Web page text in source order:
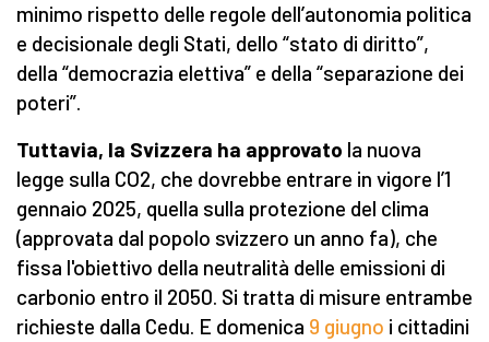
minimo rispetto delle regole dell’autonomia politica
e decisionale degli Stati, dello “stato di diritto”,
della “democrazia elettiva” e della “separazione dei
poteri”.
Tuttavia, la Svizzera ha approvato la nuova
legge sulla CO2, che dovrebbe entrare in vigore l’1
gennaio 2025, quella sulla protezione del clima
(approvata dal popolo svizzero un anno fa), che
fissa l'obiettivo della neutralità delle emissioni di
carbonio entro il 2050. Si tratta di misure entrambe
richieste dalla Cedu. E domenica 9 giugno i cittadini